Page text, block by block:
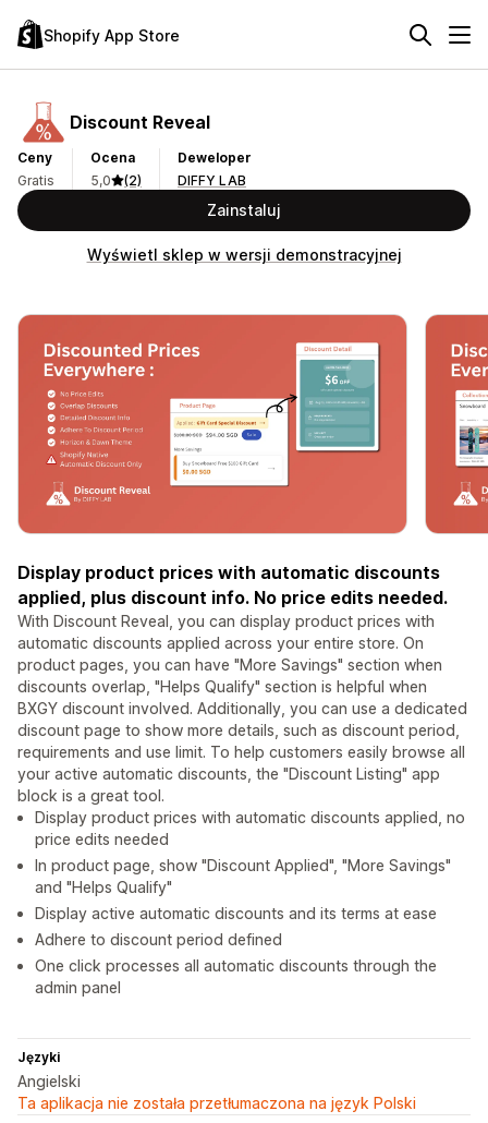
Shopify App Store
Discount Reveal
Ceny
Gratis
Ocena
5,0
(2)
Deweloper
DIFFY LAB
Zainstaluj
Wyświetl sklep w wersji demonstracyjnej
Display product prices with automatic discounts
applied, plus discount info. No price edits needed.
With Discount Reveal, you can display product prices with
automatic discounts applied across your entire store. On
product pages, you can have "More Savings" section when
discounts overlap, "Helps Qualify" section is helpful when
BXGY discount involved. Additionally, you can use a dedicated
discount page to show more details, such as discount period,
requirements and use limit. To help customers easily browse all
your active automatic discounts, the "Discount Listing" app
block is a great tool.
Display product prices with automatic discounts applied, no
price edits needed
In product page, show "Discount Applied", "More Savings"
and "Helps Qualify"
Display active automatic discounts and its terms at ease
Adhere to discount period defined
One click processes all automatic discounts through the
admin panel
Języki
Angielski
Ta aplikacja nie została przetłumaczona na język Polski